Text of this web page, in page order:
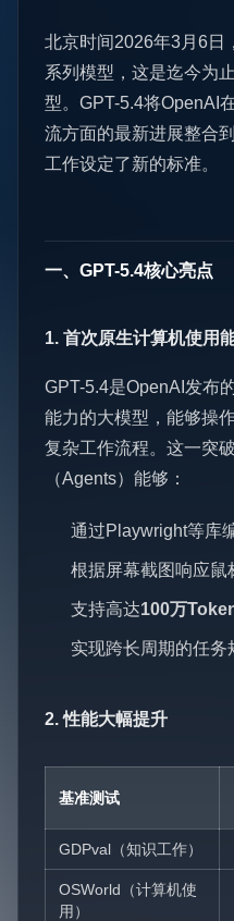
北京时间2026年3月6日
系列模型，这是迄今为
型。GPT-5.4将OpenAI
流方面的最新进展整合
工作设定了新的标准。
一、GPT-5.4核心亮点
1. 首次原生计算机使用
GPT-5.4是OpenAI发布
能力的大模型，能够操
复杂工作流程。这一突
（Agents）能够：
通过Playwright等库
根据屏幕截图响应鼠
支持高达100万
实现跨长周期的任务
2. 性能大幅提升
基准测试
GDPval（知识工作）
OSWorld（计算机使
用）